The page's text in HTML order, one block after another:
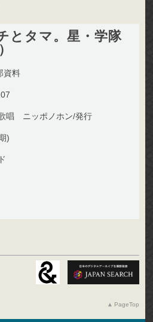
とタマ。星・学隊
資料
唱 ニッポノホン/発行
)
PageTop